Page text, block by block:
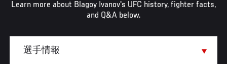
Learn more about Blagoy Ivanov's UFC history, fighter facts,
and Q&A below.